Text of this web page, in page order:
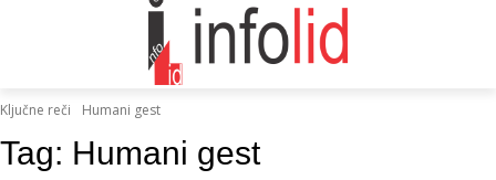
Ključne reči Humani gest
Tag: Humani gest